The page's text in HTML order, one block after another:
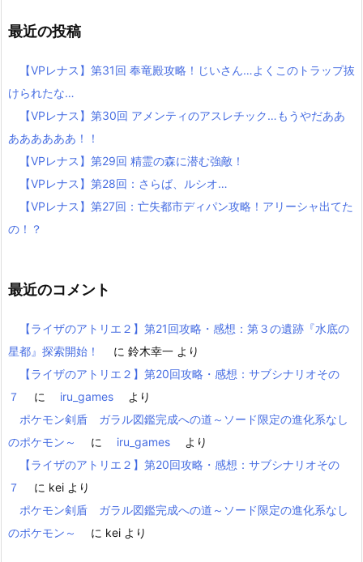
最近の投稿
【VPレナス】第31回 奉竜殿攻略！じいさん…よくこのトラップ抜
けられたな…
【VPレナス】第30回 アメンティのアスレチック…もうやだああ
ああああああ！！
【VPレナス】第29回 精霊の森に潜む強敵！
【VPレナス】第28回：さらば、ルシオ…
【VPレナス】第27回：亡失都市ディパン攻略！アリーシャ出てた
の！？
最近のコメント
【ライザのアトリエ２】第21回攻略・感想：第３の遺跡『水底の
星都』探索開始！
に 鈴木幸一 より
【ライザのアトリエ２】第20回攻略・感想：サブシナリオその
７
に iru_games
より
ポケモン剣盾 ガラル図鑑完成への道～ソード限定の進化系なし
のポケモン～
に iru_games
より
【ライザのアトリエ２】第20回攻略・感想：サブシナリオその
７
に kei より
ポケモン剣盾 ガラル図鑑完成への道～ソード限定の進化系なし
のポケモン～
に kei より